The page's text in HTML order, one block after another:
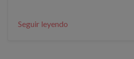
Seguir leyendo